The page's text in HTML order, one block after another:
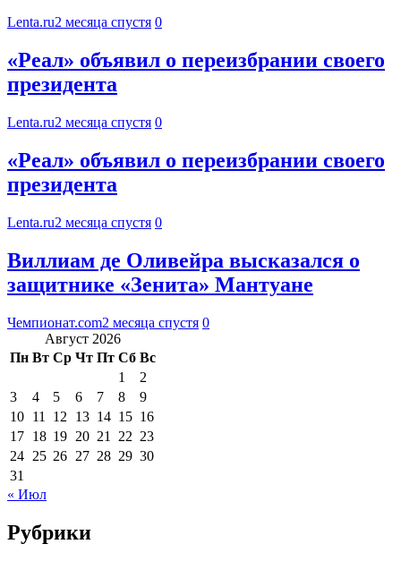
Lenta.ru2 месяца спустя 0
«Реал» объявил о переизбрании своего
президента
Lenta.ru2 месяца спустя 0
«Реал» объявил о переизбрании своего
президента
Lenta.ru2 месяца спустя 0
Виллиам де Оливейра высказался о
защитнике «Зенита» Мантуане
Чемпионат.com2 месяца спустя 0
Август 2026
Пн Вт Ср Чт Пт Сб Вс
1
2
3
4 5 6 7 8
9
10 11 12 13 14 15 16
17 18 19 20 21 22 23
24 25 26 27 28 29 30
31
« Июл
Рубрики